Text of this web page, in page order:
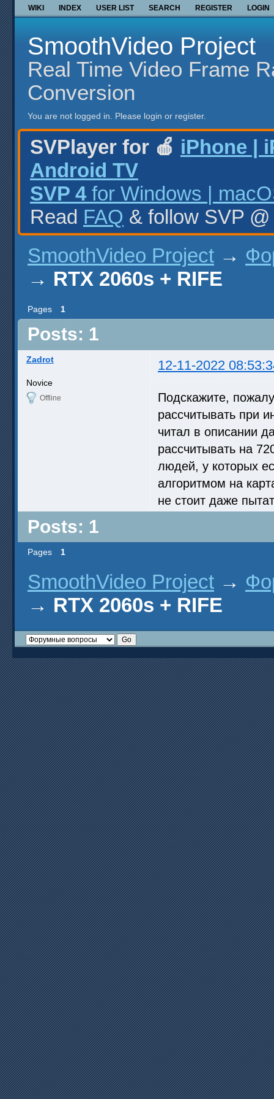
WIKI INDEX USER LIST SEARCH REGISTER LOGIN
SmoothVideo Project
Real Time Video Frame
Conversion
You are not logged in. Please login or register.
SVPlayer for 🍎 iPhone |
Android TV
SVP 4 for Windows |
Read FAQ & follow SVP
SmoothVideo Project →
→ RTX 2060s + RIFE
Pages 1
Posts: 1
Zadrot 12-11-2022
Novice
Offline
Подскажите,
рассчитывать при
читал в описании
рассчитывать на
людей, у которых
алгоритмом на
не стоит даже
Posts: 1
Pages 1
SmoothVideo Project →
→ RTX 2060s + RIFE